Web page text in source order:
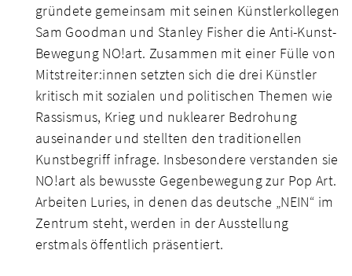
gründete gemeinsam mit seinen Künstlerkollegen
Sam Goodman und Stanley Fisher die Anti-Kunst-
Bewegung NO!art. Zusammen mit einer Fülle von
Mitstreiter:innen setzten sich die drei Künstler
kritisch mit sozialen und politischen Themen wie
Rassismus, Krieg und nuklearer Bedrohung
auseinander und stellten den traditionellen
Kunstbegriff infrage. Insbesondere verstanden sie
NO!art als bewusste Gegenbewegung zur Pop Art.
Arbeiten Luries, in denen das deutsche „NEIN“ im
Zentrum steht, werden in der Ausstellung
erstmals öffentlich präsentiert.